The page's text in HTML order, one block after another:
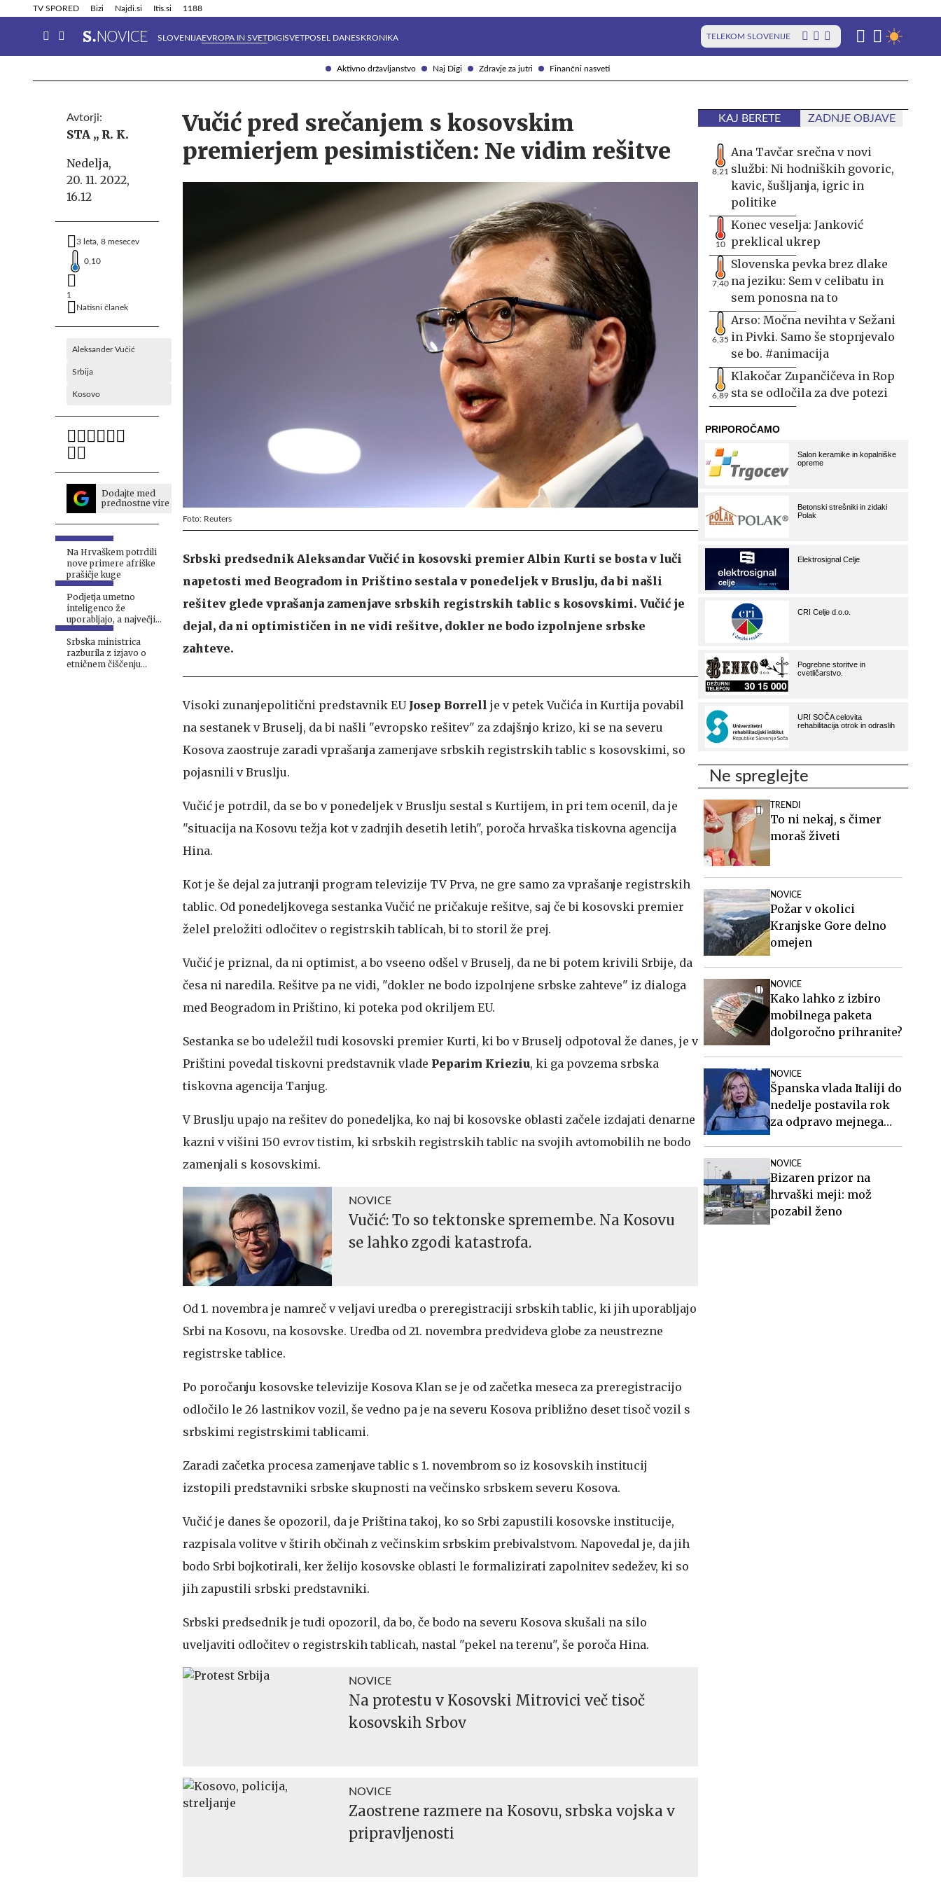
Aktivno državljanstvo Naj Digi Zdravje za jutri Finančni nasveti
TV SPORED Bizi Najdi.si Itis.si 1188
SLOVENIJAEVROPA IN SVETDIGISVETPOSEL DANESKRONIKA TELEKOM SLOVENIJE
Info in obvestila Tehnik
Avtorji:
STA ,, R. K.
Nedelja,
20. 11. 2022,
16.12
3 leta, 8 mesecev
0,10
1
Natisni članek
Aleksander Vučić
Srbija
Kosovo
Dodajte med
prednostne vire
Na Hrvaškem potrdili
nove primere afriške
prašičje kuge
Podjetja umetno
inteligenco že
uporabljajo, a največji
izziv ni več tehnologija
Srbska ministrica
razburila z izjavo o
etničnem čiščenju
Vučić pred srečanjem s kosovskim
premierjem pesimističen: Ne vidim rešitve
Foto: Reuters
Srbski predsednik Aleksandar Vučić in kosovski premier Albin Kurti se bosta v luči
napetosti med Beogradom in Prištino sestala v ponedeljek v Bruslju, da bi našli
rešitev glede vprašanja zamenjave srbskih registrskih tablic s kosovskimi. Vučić je
dejal, da ni optimističen in ne vidi rešitve, dokler ne bodo izpolnjene srbske
zahteve.
Visoki zunanjepolitični predstavnik EU Josep Borrell je v petek Vučića in Kurtija povabil
na sestanek v Bruselj, da bi našli "evropsko rešitev" za zdajšnjo krizo, ki se na severu
Kosova zaostruje zaradi vprašanja zamenjave srbskih registrskih tablic s kosovskimi, so
pojasnili v Bruslju.
Vučić je potrdil, da se bo v ponedeljek v Bruslju sestal s Kurtijem, in pri tem ocenil, da je
"situacija na Kosovu težja kot v zadnjih desetih letih", poroča hrvaška tiskovna agencija
Hina.
Kot je še dejal za jutranji program televizije TV Prva, ne gre samo za vprašanje registrskih
tablic. Od ponedeljkovega sestanka Vučić ne pričakuje rešitve, saj če bi kosovski premier
želel preložiti odločitev o registrskih tablicah, bi to storil že prej.
Vučić je priznal, da ni optimist, a bo vseeno odšel v Bruselj, da ne bi potem krivili Srbije, da
česa ni naredila. Rešitve pa ne vidi, "dokler ne bodo izpolnjene srbske zahteve" iz dialoga
med Beogradom in Prištino, ki poteka pod okriljem EU.
Sestanka se bo udeležil tudi kosovski premier Kurti, ki bo v Bruselj odpotoval že danes, je v
Prištini povedal tiskovni predstavnik vlade Peparim Krieziu, ki ga povzema srbska
tiskovna agencija Tanjug.
V Bruslju upajo na rešitev do ponedeljka, ko naj bi kosovske oblasti začele izdajati denarne
kazni v višini 150 evrov tistim, ki srbskih registrskih tablic na svojih avtomobilih ne bodo
zamenjali s kosovskimi.
NOVICE
Vučić: To so tektonske spremembe. Na Kosovu
se lahko zgodi katastrofa.
Od 1. novembra je namreč v veljavi uredba o preregistraciji srbskih tablic, ki jih uporabljajo
Srbi na Kosovu, na kosovske. Uredba od 21. novembra predvideva globe za neustrezne
registrske tablice.
Po poročanju kosovske televizije Kosova Klan se je od začetka meseca za preregistracijo
odločilo le 26 lastnikov vozil, še vedno pa je na severu Kosova približno deset tisoč vozil s
srbskimi registrskimi tablicami.
Zaradi začetka procesa zamenjave tablic s 1. novembrom so iz kosovskih institucij
izstopili predstavniki srbske skupnosti na večinsko srbskem severu Kosova.
Vučić je danes še opozoril, da je Priština takoj, ko so Srbi zapustili kosovske institucije,
razpisala volitve v štirih občinah z večinskim srbskim prebivalstvom. Napovedal je, da jih
bodo Srbi bojkotirali, ker želijo kosovske oblasti le formalizirati zapolnitev sedežev, ki so
jih zapustili srbski predstavniki.
Srbski predsednik je tudi opozoril, da bo, če bodo na severu Kosova skušali na silo
uveljaviti odločitev o registrskih tablicah, nastal "pekel na terenu", še poroča Hina.
NOVICE
Na protestu v Kosovski Mitrovici več tisoč
kosovskih Srbov
NOVICE
Zaostrene razmere na Kosovu, srbska vojska v
pripravljenosti
KAJ BERETE ZADNJE OBJAVE
8,21
Ana Tavčar srečna v novi
službi: Ni hodniških govoric,
kavic, šušljanja, igric in
politike
10
Konec veselja: Janković
preklical ukrep
7,40
Slovenska pevka brez dlake
na jeziku: Sem v celibatu in
sem ponosna na to
6,35
Arso: Močna nevihta v Sežani
in Pivki. Samo še stopnjevalo
se bo. #animacija
6,89
Klakočar Zupančičeva in Rop
sta se odločila za dve potezi
Ne spreglejte
TRENDI
To ni nekaj, s čimer
moraš živeti
NOVICE
Požar v okolici
Kranjske Gore delno
omejen
NOVICE
Kako lahko z izbiro
mobilnega paketa
dolgoročno prihranite?
NOVICE
Španska vlada Italiji do
nedelje postavila rok
za odpravo mejnega
NOVICE
Bizaren prizor na
hrvaški meji: mož
pozabil ženo